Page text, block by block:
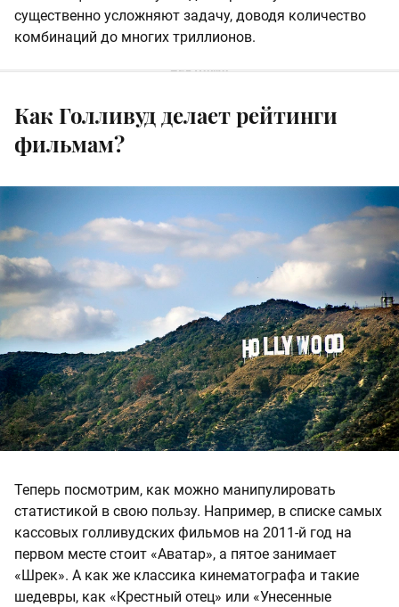
существенно усложняют задачу, доводя количество
комбинаций до многих триллионов.
Как Голливуд делает рейтинги
фильмам?
Теперь посмотрим, как можно манипулировать
статистикой в свою пользу. Например, в списке самых
кассовых голливудских фильмов на 2011-й год на
первом месте стоит «Аватар», а пятое занимает
«Шрек». А как же классика кинематографа и такие
шедевры, как «Крестный отец» или «Унесенные